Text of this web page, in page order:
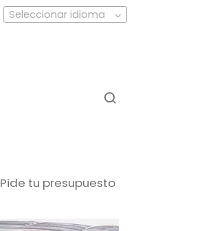
Seleccionar idioma
Pide tu presupuesto